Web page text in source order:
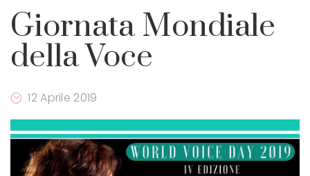
Giornata Mondiale
della Voce
12 Aprile 2019